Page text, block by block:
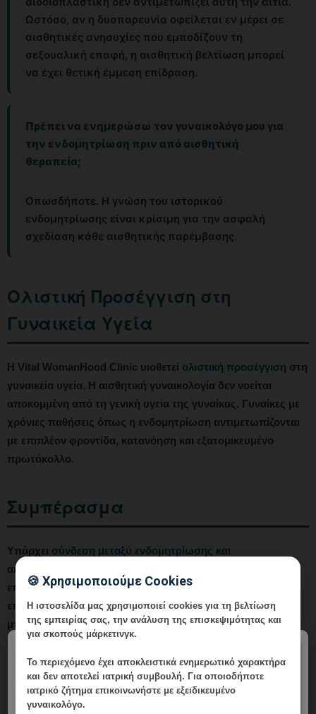
Ωστόσο, αν η δυσπαρευνία οφείλεται εν μέρει σε
αισθητικές ανησυχίες που εμποδίζουν τη
σεξουαλική επαφή, η αισθητική βελτίωση μπορεί
να έχει θετική έμμεση επίδραση.
Πρέπει να ενημερώσω τον γυναικολόγο μου για
την ενδομητρίωση πριν από αισθητική
θεραπεία;
Οπωσδήποτε. Η γνώση του ιστορικού
ενδομητρίωσης είναι κρίσιμη για την ασφαλή
σχεδίαση κάθε αισθητικής παρέμβασης.
Ολιστική Προσέγγιση στη
Γυναικεία Υγεία
Η Vital WomanHood Clinic υιοθετεί ολιστική προσέγγιση στη
γυναικεία υγεία. Η αισθητική γυναικολογία δεν νοείται
αποκομμένη από τη γενική υγεία της γυναίκας. Γυναίκες με
χρόνιες παθήσεις όπως η ενδομητρίωση αντιμετωπίζονται
με επιπλέον φροντίδα, κατανόηση και εξατομικευμένο
πρωτόκολλο.
Συμπέρασμα
Υπάρχει σύνδεση μεταξύ ενδομητρίωσης και
αιδοιοπλαστικής
επιδράσεων, της χρόνιας φλεγμονής και των ψυχολογικών
επιπτώσεων της νόσου. Γυναίκες με ενδομητρίωση
μπορούν να ωφεληθούν από αναίμακτες αισθητικές
παρεμβάσεις, υπό την προϋπόθεση σωστής αξιολόγησης
και συντονισμού μεταξύ των ειδικών που τις
παρακολουθούν.
🍪 Χρησιμοποιούμε Cookies
Η ιστοσελίδα μας χρησιμοποιεί cookies για τη βελτίωση
της εμπειρίας σας, την ανάλυση της επισκεψιμότητας και
για σκοπούς μάρκετινγκ.
Το περιεχόμενο έχειαποκλειστικά ενημερωτικό χαρακτήρα
και δεν αποτελεί ιατρική συμβουλή. Για οποιοδήποτε
ιατρικό ζήτημα επικοινωνήστε με εξειδικευμένο
γυναικολόγο.